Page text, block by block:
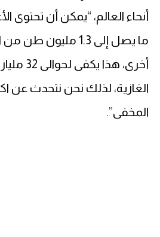
أنحاء العالم، “يمكن أن تحتوى
ما يصل إلى 1.3 مليون
أخرى، هذا
الغازية، لذلك نحن نتحدث عن
المخفى”.